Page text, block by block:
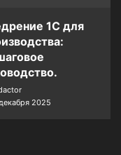
1С для
2025